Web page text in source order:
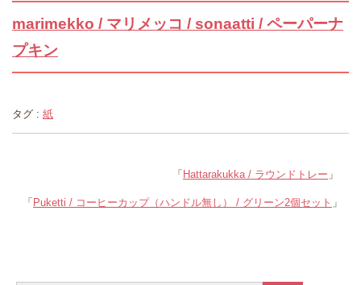
marimekko / マリメッコ / sonaatti / ペーパーナ
プキン
タグ : 紙
「 Hattarakukka / ラウンドトレー 」
「 Puketti / コーヒーカップ（ハンドル無し） / グリーン2個セット 」